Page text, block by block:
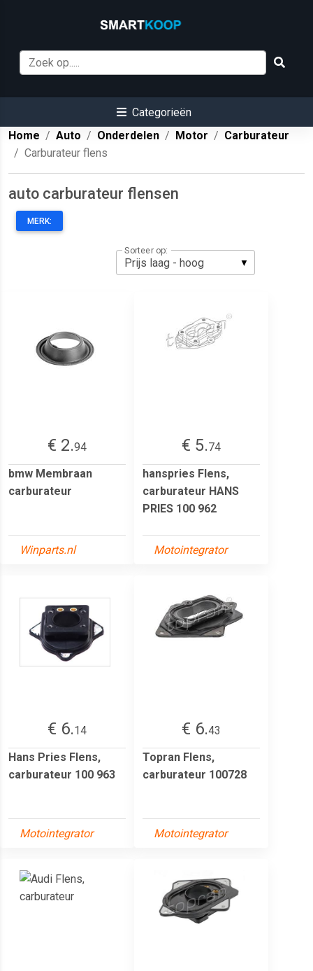
Categorieën
Home
Auto Onderdelen Motor
Carburateur
Carburateur flens
auto carburateur flensen
MERK:
Sorteer op:
€ 2.94
bmw Membraan
carburateur
Winparts.nl
€ 5.74
hanspries Flens,
carburateur HANS
PRIES 100 962
Motointegrator
€ 6.14
Hans Pries Flens,
carburateur 100 963
Motointegrator
€ 6.43
Topran Flens,
carburateur 100728
Motointegrator